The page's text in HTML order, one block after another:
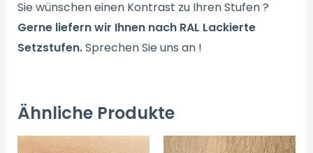
Sie wünschen einen Kontrast zu Ihren Stufen ?
Gerne liefern wir Ihnen nach RAL Lackierte
Setzstufen.Sprechen Sie uns an !
Ähnliche Produkte